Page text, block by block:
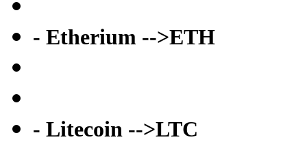
- Etherium -->ETH
- Litecoin -->LTC